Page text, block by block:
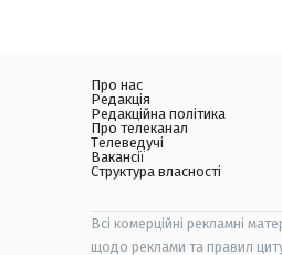
Про нас
Редакція
Редакційна політика
Про телеканал
Телеведучі
Вакансії
Структура власності
Всі комерційні рекламні
щодо реклами та правил